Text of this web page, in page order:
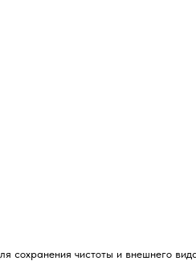
сохранения чистоты и внешнего